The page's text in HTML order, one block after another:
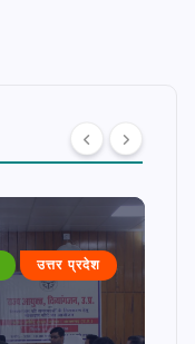
उत्तर प्रदेश